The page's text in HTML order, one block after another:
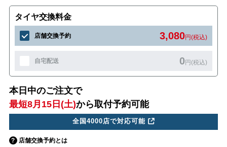
タイヤ交換料金
店舗交換予約 3,080円(税込)
自宅配送 0円(税込)
本日中のご注文で
最短8月15日(土)から取付予約可能
全国4000店で対応可能
店舗交換予約とは